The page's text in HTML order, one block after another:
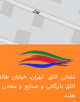
اتاق بازرگانی و صنایع و
هلند